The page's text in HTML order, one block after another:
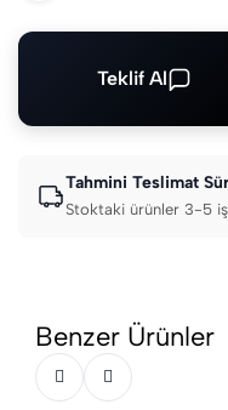
Teklif Al
Tahmini Teslimat
Stoktaki ürünler 3-5
Benzer Ürünler